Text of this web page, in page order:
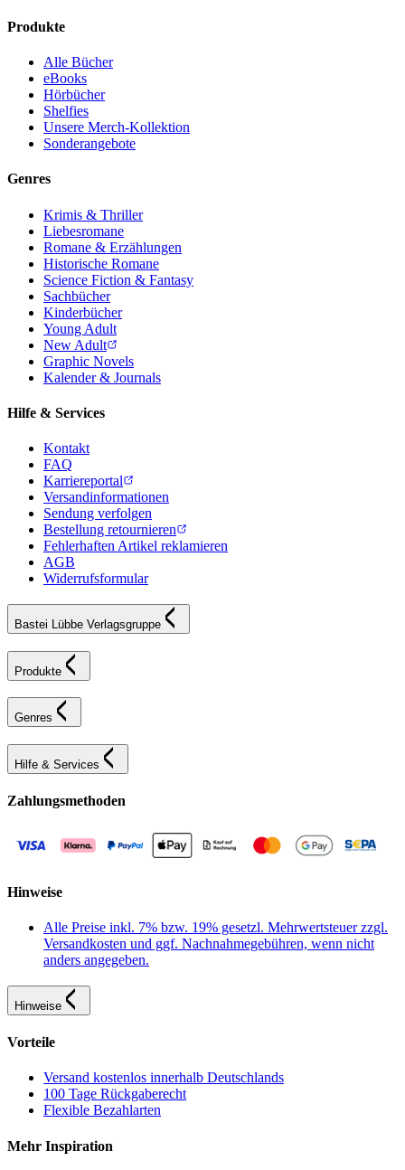
Produkte
Alle Bücher
eBooks
Hörbücher
Shelfies
Unsere Merch-Kollektion
Sonderangebote
Genres
Krimis & Thriller
Liebesromane
Romane & Erzählungen
Historische Romane
Science Fiction & Fantasy
Sachbücher
Kinderbücher
Young Adult
New Adult
Graphic Novels
Kalender & Journals
Hilfe & Services
Kontakt
FAQ
Karriereportal
Versandinformationen
Sendung verfolgen
Bestellung retournieren
Fehlerhaften Artikel reklamieren
AGB
Widerrufsformular
Bastei Lübbe Verlagsgruppe
Produkte
Genres
Hilfe & Services
Zahlungsmethoden
Hinweise
Alle Preise inkl. 7% bzw. 19% gesetzl. Mehrwertsteuer zzgl.
Versandkosten und ggf. Nachnahmegebühren, wenn nicht
anders angegeben.
Hinweise
Vorteile
Versand kostenlos innerhalb Deutschlands
100 Tage Rückgaberecht
Flexible Bezahlarten
Mehr Inspiration